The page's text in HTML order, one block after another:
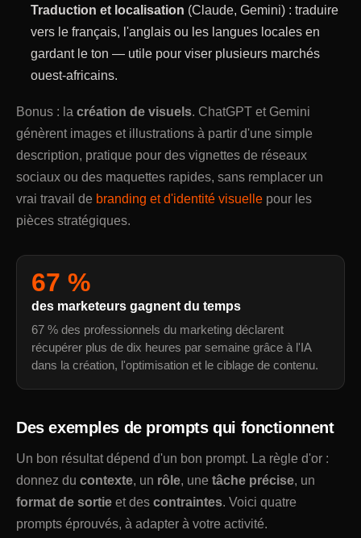
Traduction et localisation (Claude, Gemini) : traduire
vers le français, l'anglais ou les langues locales en
gardant le ton — utile pour viser plusieurs marchés
ouest-africains.
Bonus : la création de visuels. ChatGPT et Gemini
génèrent images et illustrations à partir d'une simple
description, pratique pour des vignettes de réseaux
sociaux ou des maquettes rapides, sans remplacer un
vrai travail de branding et d'identité visuelle pour les
pièces stratégiques.
67 %
des marketeurs gagnent du temps
67 % des professionnels du marketing déclarent
récupérer plus de dix heures par semaine grâce à l'IA
dans la création, l'optimisation et le ciblage de contenu.
Des exemples de prompts qui fonctionnent
Un bon résultat dépend d'un bon prompt. La règle d'or :
donnez du contexte, un rôle, une tâche précise, un
format de sortie et des contraintes. Voici quatre
prompts éprouvés, à adapter à votre activité.